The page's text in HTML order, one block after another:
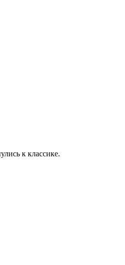
к классике.